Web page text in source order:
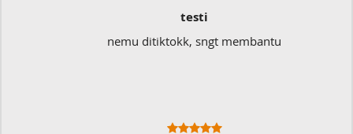
testi
nemu ditiktokk, sngt membantu